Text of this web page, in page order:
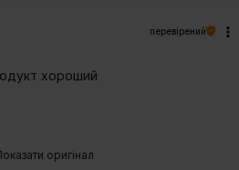
оригінал
перевірений
хороший